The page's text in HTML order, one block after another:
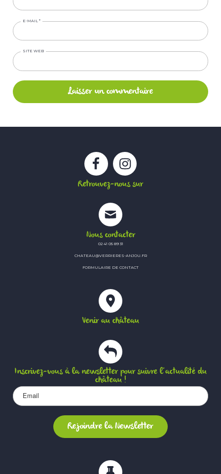
E-MAIL *
SITE WEB
Retrouvez-nous sur
FacebookInstagram
Nous contacter
02 41 05 89 31
CHATEAU@VERRIERES-ANJOU.FR
FORMULAIRE DE CONTACT
Venir au château
Inscrivez-vous à la newsletter pour suivre l’actualité du
château !